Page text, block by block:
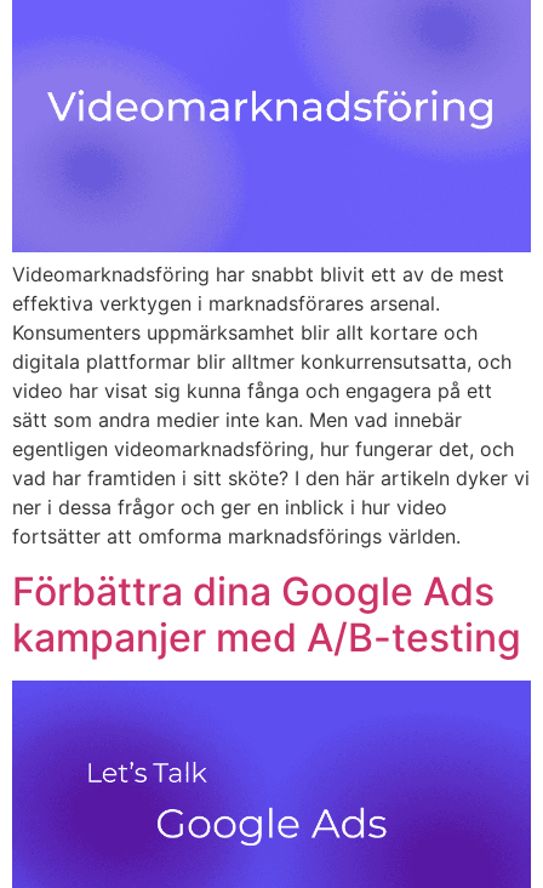
Videomarknadsföring har snabbt blivit ett av de mest
effektiva verktygen i marknadsförares arsenal.
Konsumenters uppmärksamhet blir allt kortare och
digitala plattformar blir alltmer konkurrensutsatta, och
video har visat sig kunna fånga och engagera på ett
sätt som andra medier inte kan. Men vad innebär
egentligen videomarknadsföring, hur fungerar det, och
vad har framtiden i sitt sköte? I den här artikeln dyker vi
ner i dessa frågor och ger en inblick i hur video
fortsätter att omforma marknadsförings världen.
Förbättra dina Google Ads
kampanjer med A/B-testing